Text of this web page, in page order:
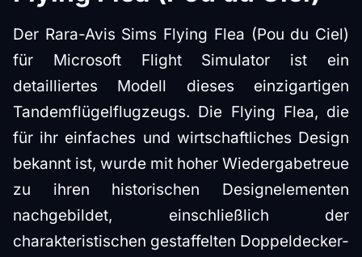
Der Rara-Avis Sims Flying Flea (Pou du Ciel)
für Microsoft Flight Simulator ist ein
detailliertes Modell dieses einzigartigen
Tandemflügelflugzeugs. Die Flying Flea, die
für ihr einfaches und wirtschaftliches Design
bekannt ist, wurde mit hoher Wiedergabetreue
zu ihren historischen Designelementen
nachgebildet, einschließlich der
charakteristischen gestaffelten Doppeldecker-